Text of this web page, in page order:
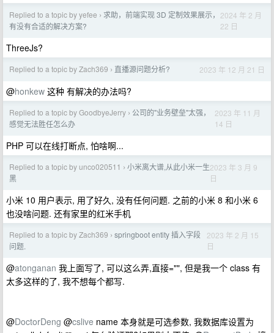
Replied to a topic by yefee › 求助，前端实现 3D 定制效果展示，
有没有合适的解决方案?
2024 年 2 月
22 日
ThreeJs?
Replied to a topic by Zach369 › 直播源问题分析? 2023 年 12 月 21 日
@honkew 这种 有解决的办法吗?
Replied to a topic by GoodbyeJerry › 公司的"业务壁垒"太强，
感觉无法胜任怎么办
2023 年 11 月
14 日
PHP 可以在线打断点, 怕啥啊...
Replied to a topic by unco020511 › 小米离大谱,从此小米一生
黑
2023 年 3 月 9
日
小米 10 用户表示, 用了好久, 没有任何问题. 之前的小米 8 和小米 6
也没啥问题. 还有家里的红米手机
Replied to a topic by Zach369 › springboot entity 插入字段
问题.
2023 年 2 月 15
日
@atonganan 我上面写了, 可以这么弄,直接="", 但是我一个 class 有
太多这样的了, 我不想每个都写.
@DoctorDeng @cslive name 本身就是可选参数, 我数据库设置为